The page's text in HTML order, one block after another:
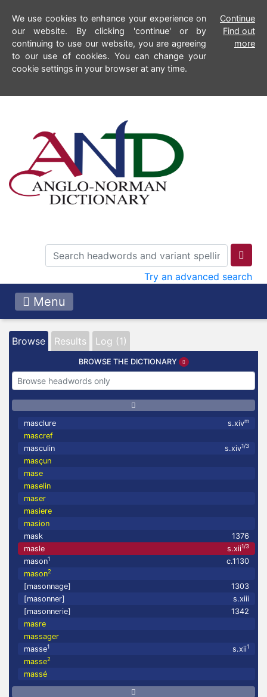
We use cookies to enhance your experience on
our website. By clicking 'continue' or by
continuing to use our website, you are agreeing
to our use of cookies. You can change your
cookie settings in your browser at any time.
Continue
Find out
more
Try an advanced search
Menu
Browse Results Log (1)
BROWSE THE DICTIONARY
masclure s.xivm
mascref
masculin
s.xiv1/3
masçun
mase
maselin
maser
masiere
masion
mask
1376
masle
s.xii1/3
mason1
c.1130
mason2
[masonnage]
1303
[masonner]
s.xiii
[masonnerie]
1342
masre
massager
masse1 s.xii1
masse2
massé